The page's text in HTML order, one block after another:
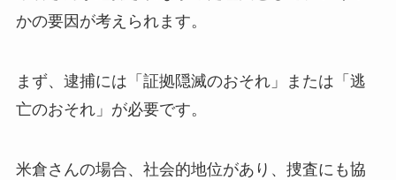
かの要因が考えられます。
まず、逮捕には「証拠隠滅のおそれ」または「逃
亡のおそれ」が必要です。
米倉さんの場合、社会的地位があり、捜査にも協